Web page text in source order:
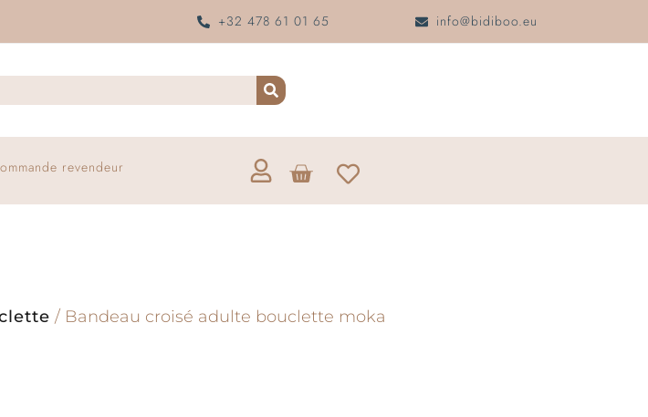
+32 478 61 01 65 info@bidiboo.eu
revendeur
/ Bandeau croisé adulte bouclette moka